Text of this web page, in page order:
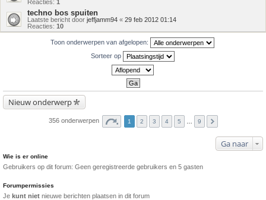
Reacties: 1
techno bos spuiten
Laatste bericht door jeffjamm94 « 29 feb 2012 01:14
Reacties: 10
Toon onderwerpen van afgelopen:
Sorteer op
Nieuw onderwerp
356 onderwerpen 1 2 3 4 5 9
Ga naar
Wie is er online
Gebruikers op dit forum: Geen geregistreerde gebruikers en 5 gasten
Forumpermissies
Je kunt niet nieuwe berichten plaatsen in dit forum